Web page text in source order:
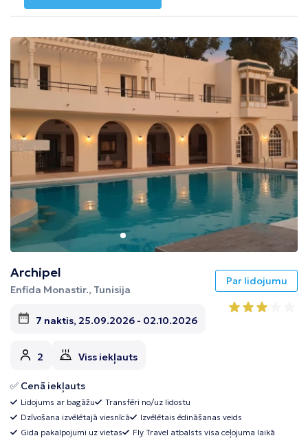
Archipel
Enfida Monastir., Tunisija
7 naktis, 25.09.2026 - 02.10.2026
2 Viss iekļauts
✅ Cenā iekļauts
Lidojums ar bagāžu
Transfēri no/uz lidostu
Dzīvošana izvēlētajā viesnīcā
Izvēlētais ēdināšanas veids
Gida pakalpojumi uz vietas
Fly Travel atbalsts visa ceļojuma laikā
Par lidojumu